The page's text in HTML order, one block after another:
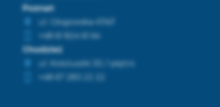
Poznań
ul. Głogowska 47A/1
+48 61 824 61 64
Chodzież
ul. Kościuszki 30, 1 piętro
+48 67 283 22 22